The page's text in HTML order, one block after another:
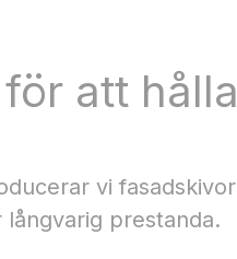
att hålla
vi fasadskivor
långvarig prestanda.